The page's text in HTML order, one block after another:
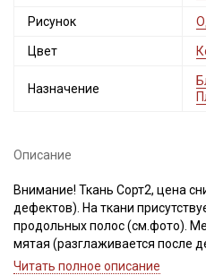
Рисунок
Цвет
Назначение
Описание
Внимание! Ткань Сорт2, цена
дефектов). На ткани
продольных полос (см.фото).
мятая (разглаживается после
±2см. Просим учитывать это при
Читать полное описание